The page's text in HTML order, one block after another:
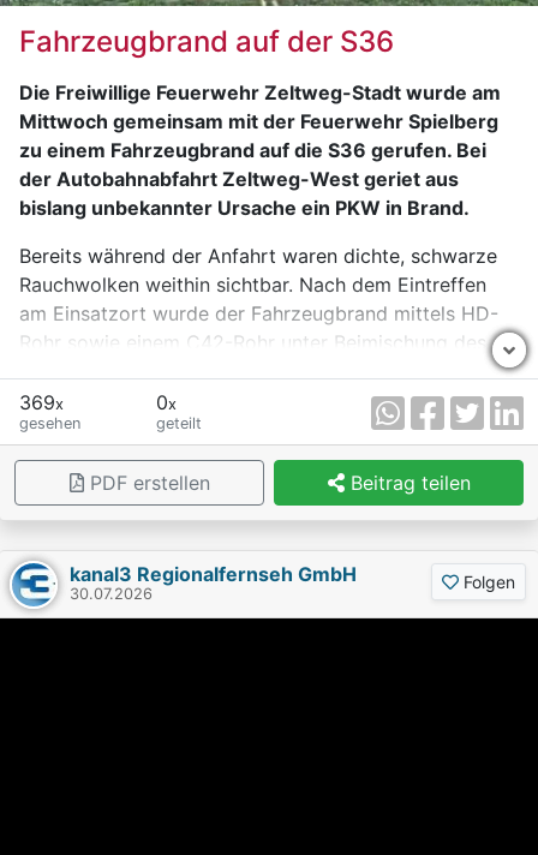
Durch die weiteren Ermittlungen konnten der 22-
Jährige sowie ein weiterer Tatverdächtiger im Alter
von 30 Jahren auch mit einem Diebstahl in einem
Seniorenwohnheim in Verbindung gebracht werden.
Darüber hinaus steht der 22-Jährige im Verdacht,
mehrere Diebstähle in Deutschland begangen zu
haben. Die drei rumänischen Staatsbürger wurden ins
Ermittlungen zu möglichen weiteren Straftaten dauern
an.
Fahrzeugbrand auf der S36
Die Freiwillige Feuerwehr Zeltweg-Stadt wurde am
Mittwoch gemeinsam mit der Feuerwehr Spielberg
zu einem Fahrzeugbrand auf die S36 gerufen. Bei
der Autobahnabfahrt Zeltweg-West geriet aus
bislang unbekannter Ursache ein PKW in Brand.
Bereits während der Anfahrt waren dichte, schwarze
Rauchwolken weithin sichtbar. Nach dem Eintreffen
am Einsatzort wurde der Fahrzeugbrand mittels HD-
Rohr sowie einem C42-Rohr unter Beimischung des
Aufgrund der starken Hitzeentwicklung geriet auch
das angrenzende Waldstück stellenweise in Brand. Die
eingesetzten Kräfte konnten das Feuer jedoch rasch
unter Kontrolle bringen und eine weitere Ausbreitung
Anschließend wurden mittels Wärmebildkamera
gezielte Nachlöscharbeiten durchgeführt, um
369x
gesehen
0x
geteilt
PDF erstellen Beitrag teilen
kanal3 Regionalfernseh GmbH
30.07.2026
Folgen